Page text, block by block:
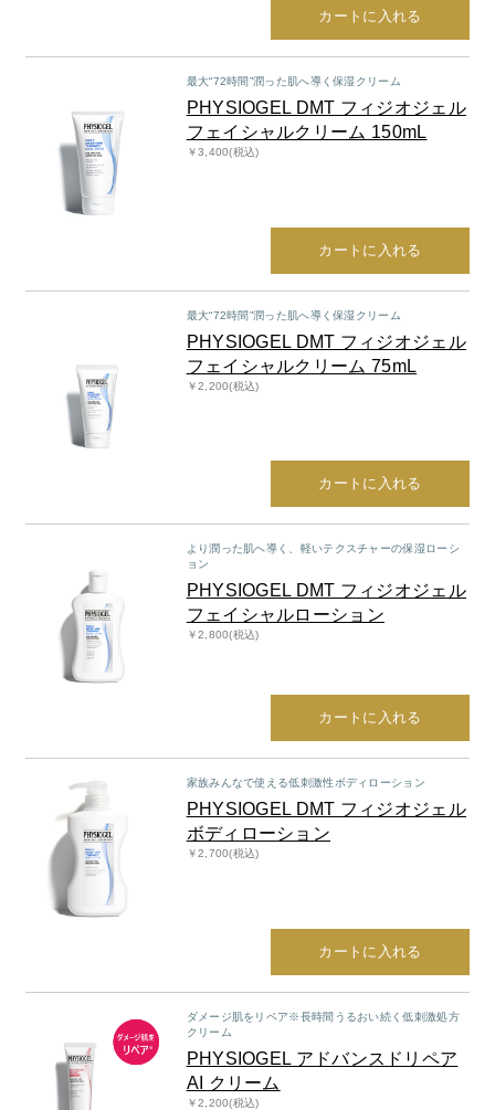
カートに入れる
最大“72時間”潤った肌へ導く保湿クリーム
PHYSIOGEL DMT フィジオジェル
フェイシャルクリーム 150mL
￥3,400(税込)
カートに入れる
最大“72時間”潤った肌へ導く保湿クリーム
PHYSIOGEL DMT フィジオジェル
フェイシャルクリーム 75mL
￥2,200(税込)
カートに入れる
より潤った肌へ導く、軽いテクスチャーの保湿ローシ
ョン
PHYSIOGEL DMT フィジオジェル
フェイシャルローション
￥2,800(税込)
カートに入れる
家族みんなで使える低刺激性ボディローション
PHYSIOGEL DMT フィジオジェル
ボディローション
￥2,700(税込)
カートに入れる
ダメージ肌をリペア※長時間うるおい続く低刺激処方
クリーム
PHYSIOGEL アドバンスドリペア
AI クリーム
￥2,200(税込)